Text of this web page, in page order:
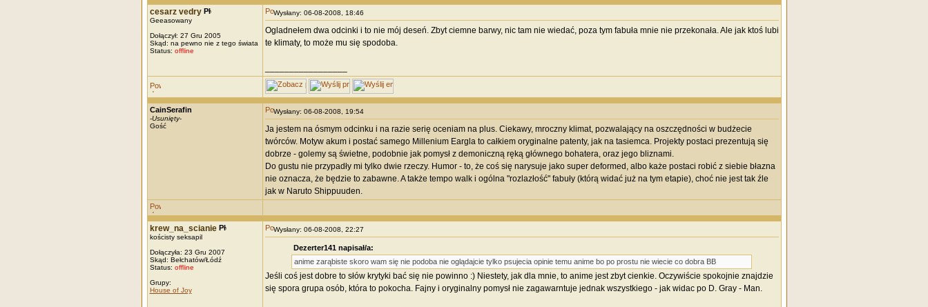
cesarz vedry
Geeasowany
Dołączył: 27 Gru 2005
Skąd: na pewno nie z tego świata
Status: offline
Wysłany: 06-08-2008, 18:46
Ogladnełem dwa odcinki i to nie mój deseń. Zbyt ciemne barwy, nic tam nie wiedać, poza tym fabuła mnie nie przekonała. Ale jak ktoś lubi
te klimaty, to może mu się spodoba.
CainSerafin
-Usunięty-
Gość
Wysłany: 06-08-2008, 19:54
Ja jestem na ósmym odcinku i na razie serię oceniam na plus. Ciekawy, mroczny klimat, pozwalający na oszczędności w budżecie
twórców. Motyw akum i postać samego Millenium Eargla to całkiem oryginalne patenty, jak na tasiemca. Projekty postaci prezentują się
dobrze - golemy są świetne, podobnie jak pomysł z demoniczną ręką głównego bohatera, oraz jego bliznami.
Do gustu nie przypadły mi tylko dwie rzeczy. Humor - to, że coś się narysuje jako super deformed, albo każe postaci robić z siebie błazna
nie oznacza, że będzie to zabawne. A także tempo walk i ogólna "rozlazłość" fabuły (którą widać już na tym etapie), choć nie jest tak źle
jak w Naruto Shippuuden.
krew_na_scianie
kościsty seksapil
Dołączyła: 23 Gru 2007
Skąd: Bełchatów/Łódź
Status: offline
Grupy:
House of Joy
Wysłany: 06-08-2008, 22:27
Dezerter141 napisał/a:
anime zarąbiste skoro wam się nie podoba nie oglądajcie tylko psujecia opinie temu anime bo po prostu nie wiecie co dobra BB
Jeśli coś jest dobre to słów krytyki bać się nie powinno :) Niestety, jak dla mnie, to anime jest zbyt cienkie. Oczywiście spokojnie znajdzie
się spora grupa osób, która to pokocha. Fajny i oryginalny pomysł nie zagawarntuje jednak wszystkiego - jak widac po D. Gray - Man.